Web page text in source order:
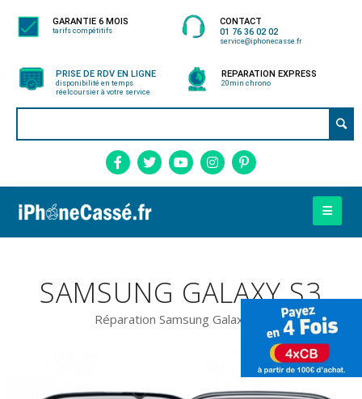
GARANTIE 6 MOIS
tarifs compétitifs
CONTACT
01 76 36 02 02
service@iphonecasse.fr
PRISE DE RDV EN LIGNE
disponibilité en temps
réelcoursier à votre service
REPARATION EXPRESS
20min chrono
SAMSUNG GALAXY S3
Réparation Samsung Galaxy S3